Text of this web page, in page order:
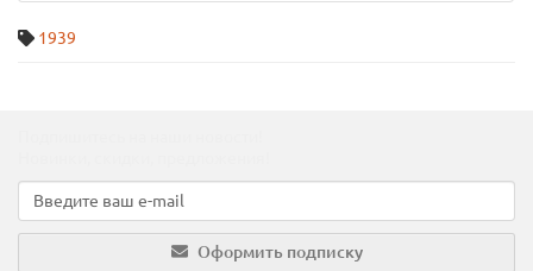
1939
Оформить подписку